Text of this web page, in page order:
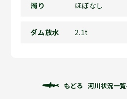
濁り ほぼなし
ダム放水 2.1t
もどる 河川状況一